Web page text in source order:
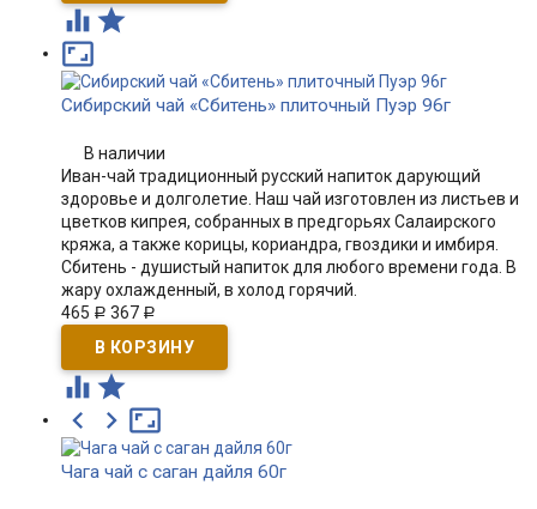
 

Сибирский чай «Сбитень» плиточный Пуэр 96г
В наличии
Иван-чай традиционный русский напиток дарующий
здоровье и долголетие. Наш чай изготовлен из листьев и
цветков кипрея, собранных в предгорьях Салаирского
кряжа, а также корицы, кориандра, гвоздики и имбиря.
Сбитень - душистый напиток для любого времени года. В
жару охлажденный, в холод горячий.
465 Р 367 Р
 

 
Чага чай с саган дайля 60г